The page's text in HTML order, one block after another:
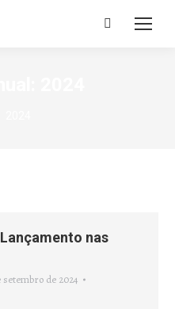
Search:
Lançamento nas
setembro de 2024